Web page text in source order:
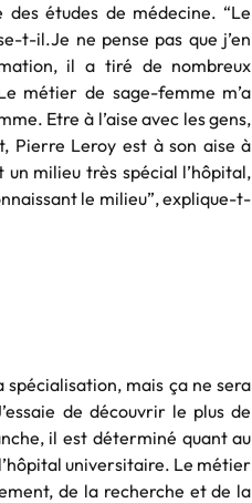
études de médecine. “Le
t-il.Je ne pense pas que j’en
il a tiré de nombreux
métier de sage-femme m’a
Etre à l’aise avec les gens,
Pierre Leroy est à son aise à
un milieu très spécial l’hôpital,
le milieu”, explique-t-
mais ça ne sera
de découvrir le plus de
il est déterminé quantau
universitaire. Le métier
de la recherche et de la